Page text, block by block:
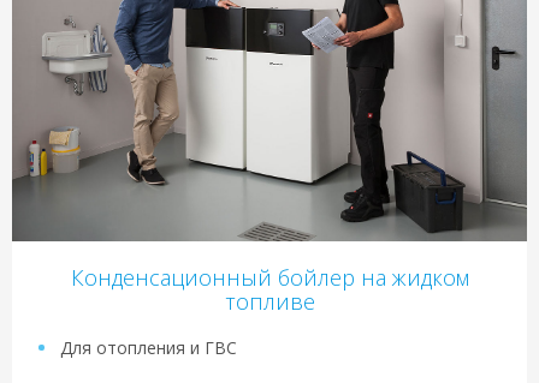
Конденсационный бойлер на жидком
топливе
Для отопления и ГВС